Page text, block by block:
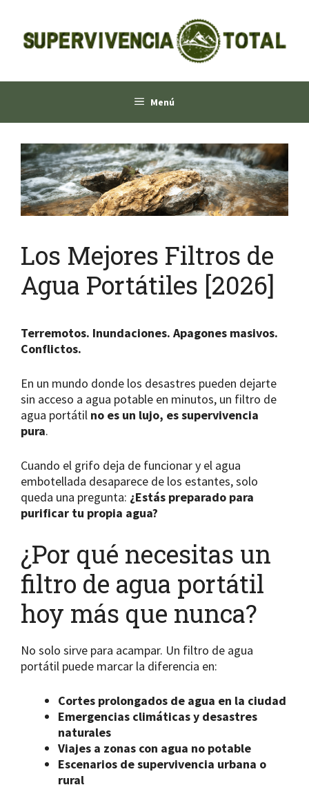
contenido
Menú
Los Mejores Filtros de
Agua Portátiles [2026]
Terremotos. Inundaciones. Apagones masivos.
Conflictos.
En un mundo donde los desastres pueden dejarte
sin acceso a agua potable en minutos, un filtro de
agua portátil no es un lujo, es supervivencia
pura.
Cuando el grifo deja de funcionar y el agua
embotellada desaparece de los estantes, solo
queda una pregunta: ¿Estás preparado para
purificar tu propia agua?
¿Por qué necesitas un
filtro de agua portátil
hoy más que nunca?
No solo sirve para acampar. Un filtro de agua
portátil puede marcar la diferencia en:
Cortes prolongados de agua en la ciudad
Emergencias climáticas y desastres
naturales
Viajes a zonas con agua no potable
Escenarios de supervivencia urbana o
rural